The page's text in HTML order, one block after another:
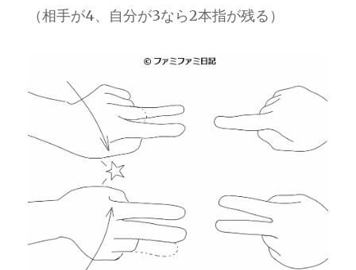
（相手が4、自分が3なら2本指が残る）